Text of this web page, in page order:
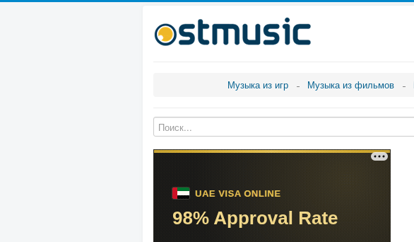
Музыка из игр Музыка из фильмов